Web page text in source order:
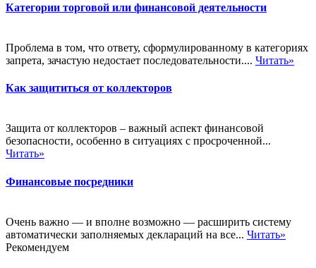
Категории торговой или финансовой деятельности
Проблема в том, что ответу, сформулированному в категориях
запрета, зачастую недостает последовательности.... Читать»
Как защититься от коллекторов
Защита от коллекторов – важный аспект финансовой
безопасности, особенно в ситуациях с просроченной...
Читать»
Финансовые посредники
Очень важно — и вполне возможно — расширить систему
автоматически заполняемых деклараций на все... Читать»
Рекомендуем